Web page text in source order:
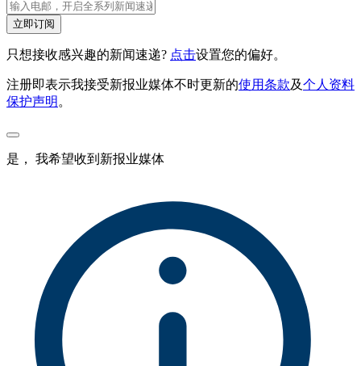
立即订阅
只想接收感兴趣的新闻速递? 点击设置您的偏好。
注册即表示我接受新报业媒体不时更新的使用条款及个人资料
保护声明 。
是， 我希望收到新报业媒体